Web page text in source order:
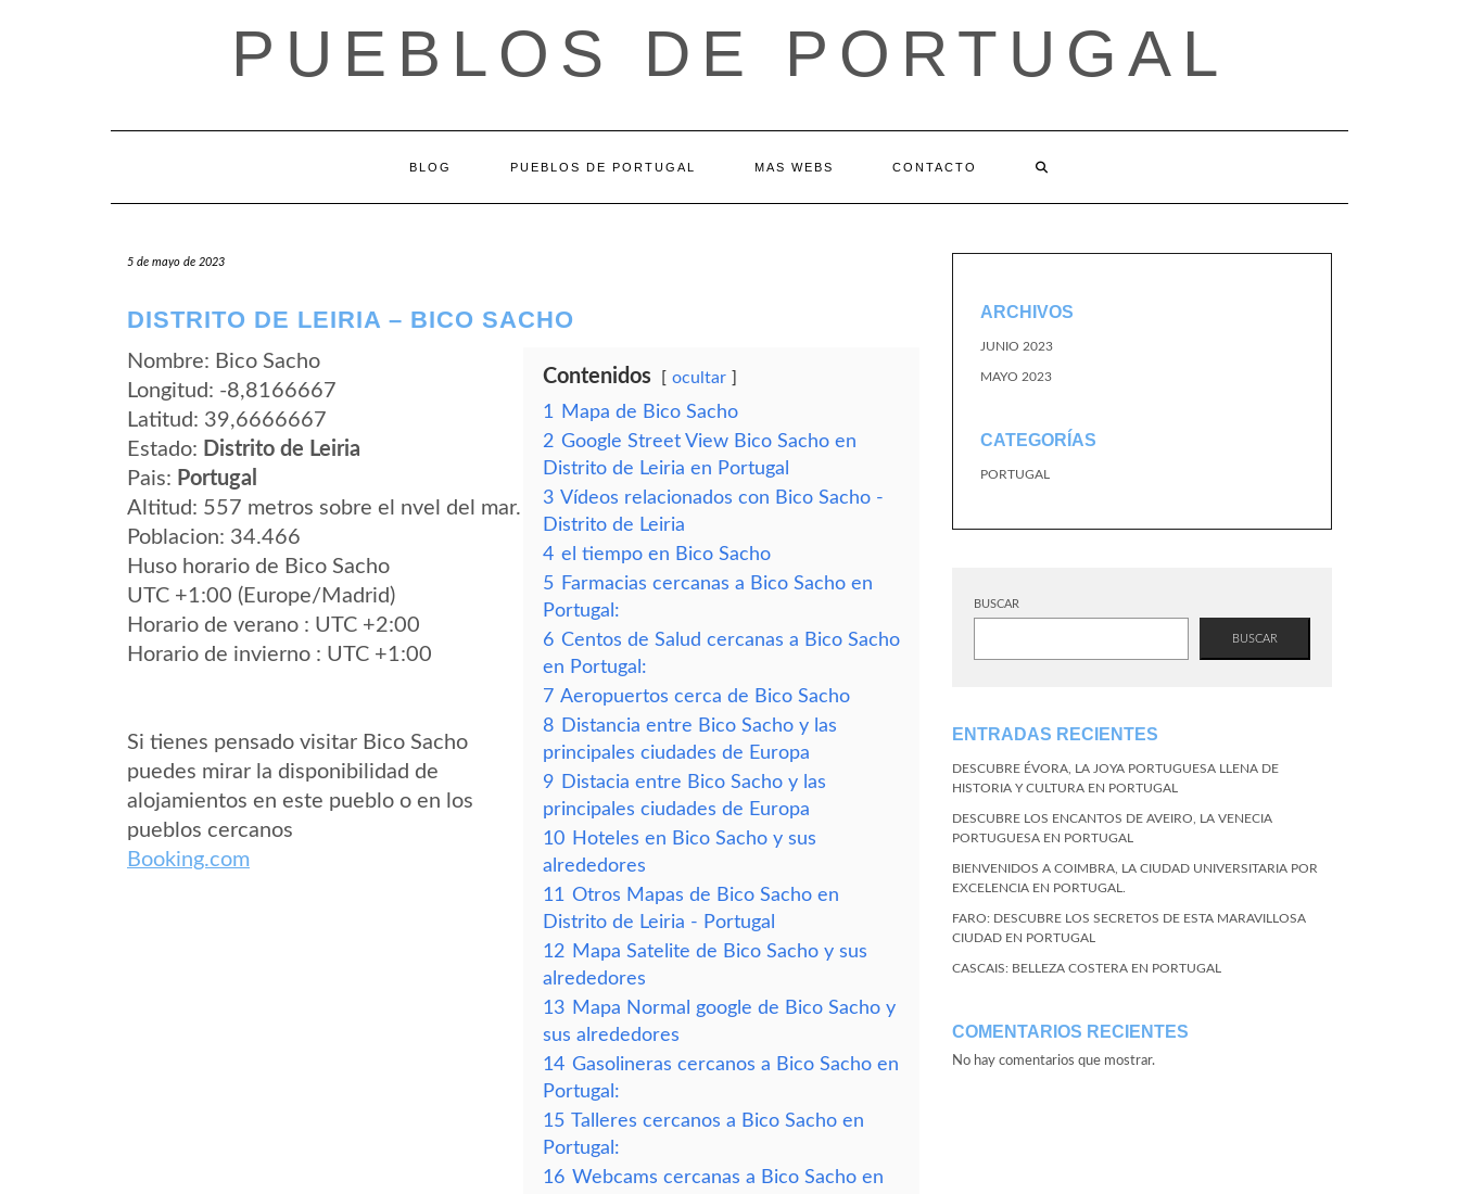
PUEBLOS DE PORTUGAL
BLOG PUEBLOS DE PORTUGAL MAS WEBS CONTACTO
5 de mayo de 2023
DISTRITO DE LEIRIA – BICO SACHO
Nombre: Bico Sacho
Longitud: -8,8166667
Latitud: 39,6666667
Estado: Distrito de Leiria
Pais: Portugal
Altitud: 557 metros sobre el nvel del mar.
Poblacion: 34.466
Huso horario de Bico Sacho
UTC +1:00 (Europe/Madrid)
Horario de verano : UTC +2:00
Horario de invierno : UTC +1:00
Si tienes pensado visitar Bico Sacho
puedes mirar la disponibilidad de
alojamientos en este pueblo o en los
pueblos cercanos
Booking.com
Contenidos ocultar
1
Mapa de Bico Sacho
2 Google Street View Bico Sacho en
Distrito de Leiria en Portugal
3 Vídeos relacionados con Bico Sacho -
Distrito de Leiria
4 el tiempo en Bico Sacho
5 Farmacias cercanas a Bico Sacho en
Portugal:
6 Centos de Salud cercanas a Bico Sacho
en Portugal:
7 Aeropuertos cerca de Bico Sacho
8 Distancia entre Bico Sacho y las
principales ciudades de Europa
9 Distacia entre Bico Sacho y las
principales ciudades de Europa
10 Hoteles en Bico Sacho y sus
alrededores
11 Otros Mapas de Bico Sacho en
Distrito de Leiria - Portugal
12 Mapa Satelite de Bico Sacho y sus
alrededores
13 Mapa Normal google de Bico Sacho y
sus alrededores
14 Gasolineras cercanos a Bico Sacho en
Portugal:
15 Talleres cercanos a Bico Sacho en
Portugal:
16 Webcams cercanas a Bico Sacho en
ARCHIVOS
JUNIO 2023
MAYO 2023
CATEGORÍAS
PORTUGAL
BUSCAR
BUSCAR
ENTRADAS RECIENTES
DESCUBRE ÉVORA, LA JOYA PORTUGUESA LLENA DE
HISTORIA Y CULTURA EN PORTUGAL
DESCUBRE LOS ENCANTOS DE AVEIRO, LA VENECIA
PORTUGUESA EN PORTUGAL
BIENVENIDOS A COIMBRA, LA CIUDAD UNIVERSITARIA POR
EXCELENCIA EN PORTUGAL.
FARO: DESCUBRE LOS SECRETOS DE ESTA MARAVILLOSA
CIUDAD EN PORTUGAL
CASCAIS: BELLEZA COSTERA EN PORTUGAL
COMENTARIOS RECIENTES
No hay comentarios que mostrar.